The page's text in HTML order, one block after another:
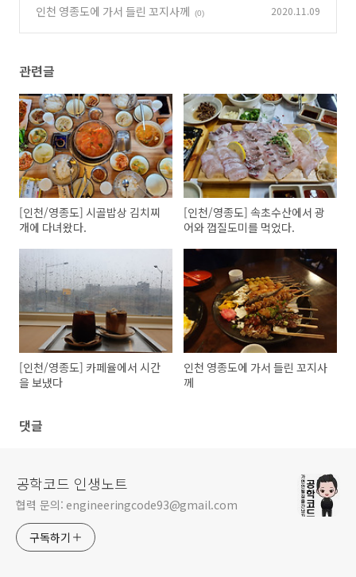
인천 영종도에 가서 들린 꼬지사께 (0) 2020.11.09
관련글
[인천/영종도] 시골밥상 김치찌
개에 다녀왔다.
[인천/영종도] 속초수산에서 광
어와 껍질도미를 먹었다.
[인천/영종도] 카페율에서 시간
을 보냈다
인천 영종도에 가서 들린 꼬지사
께
댓글
공학코드 인생노트
협력 문의: engineeringcode93@gmail.com
구독하기